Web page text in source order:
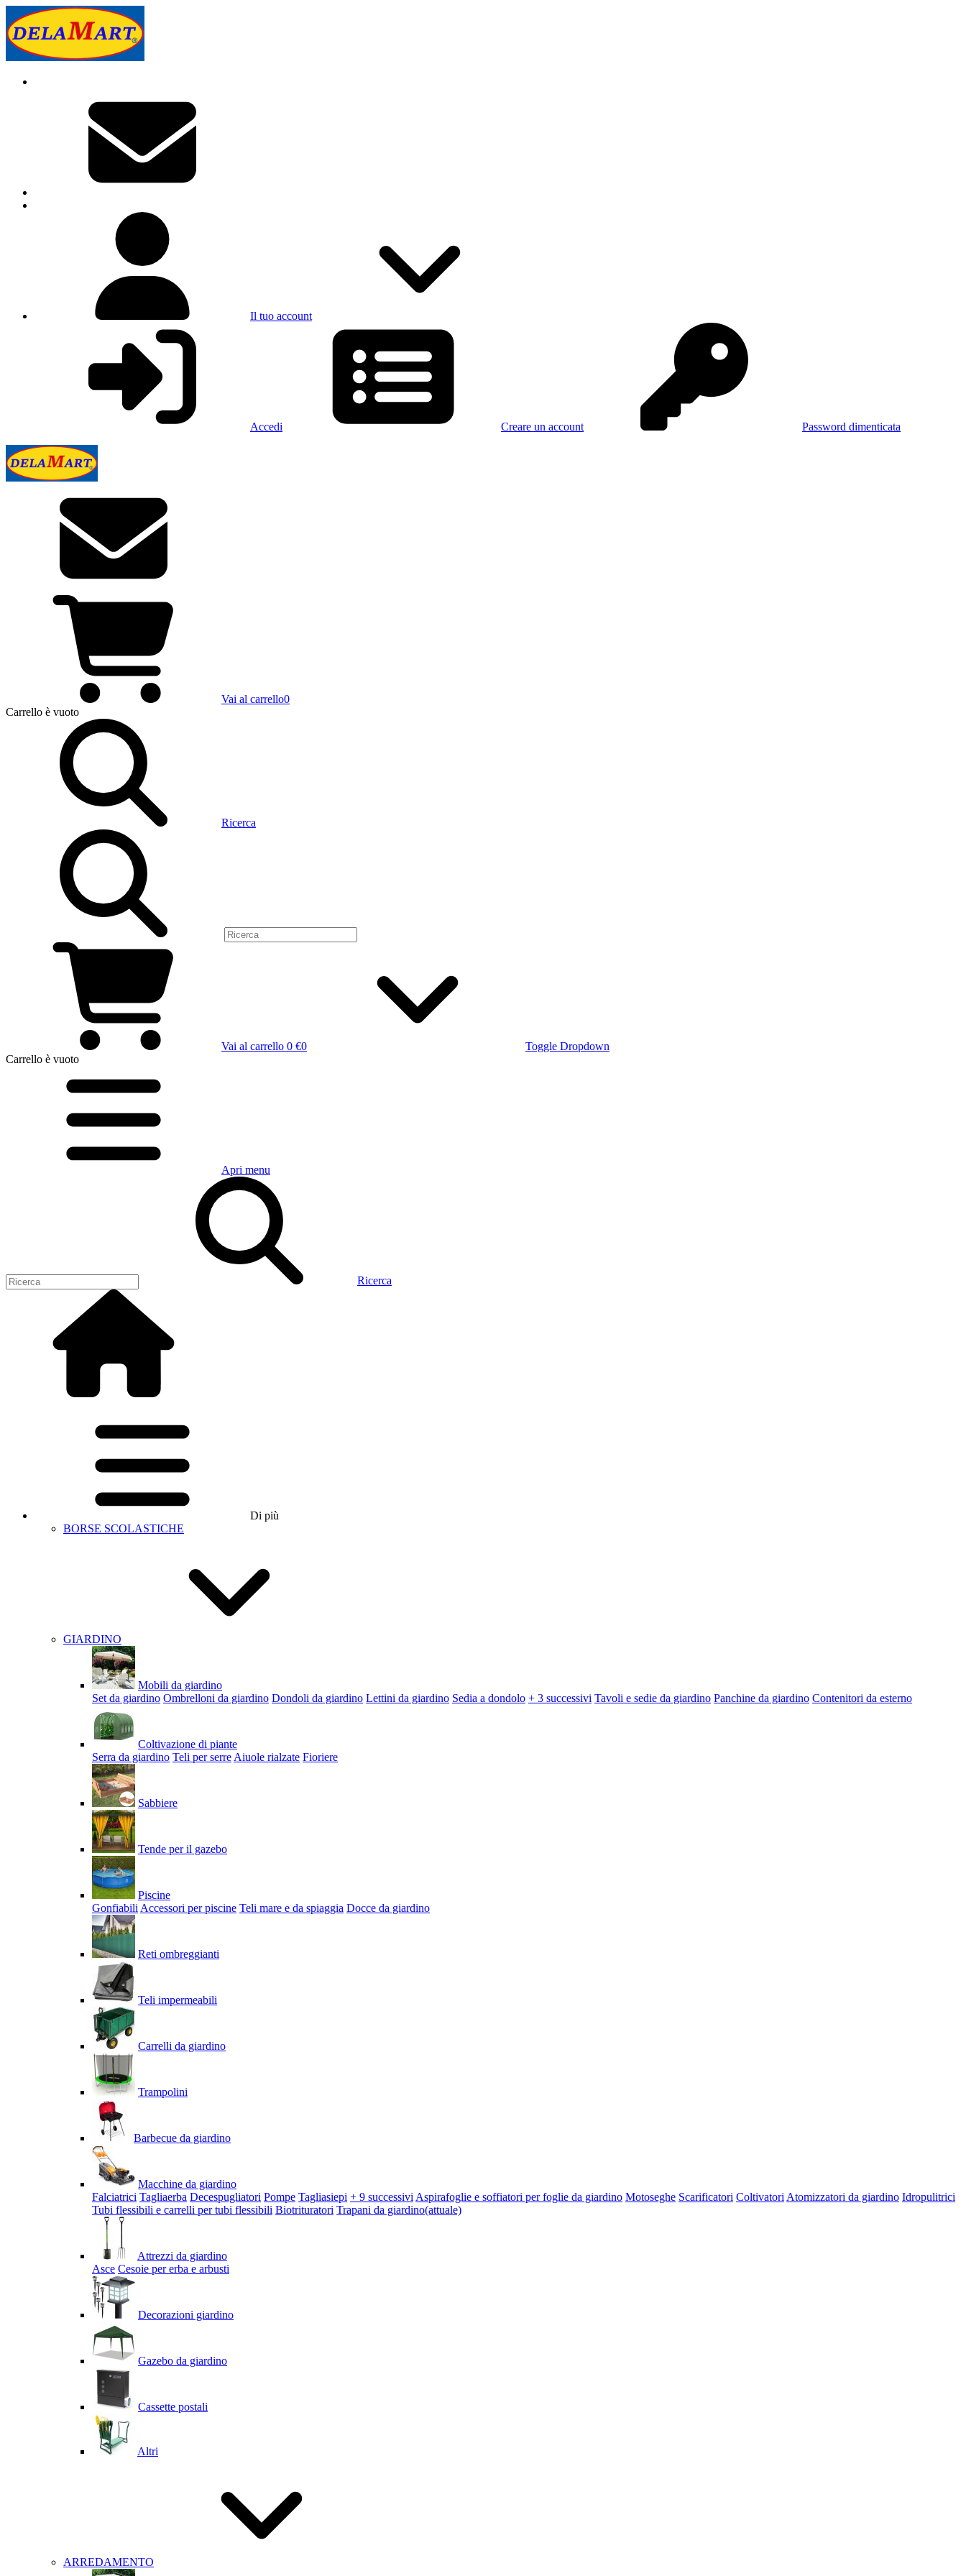
Il tuo account
Accedi Creare un account Password dimenticata
Vai al carrello0
Carrello è vuoto
Ricerca
Vai al carrello 0 €0
Toggle Dropdown
Carrello è vuoto
Apri menu
Ricerca
Di più
BORSE SCOLASTICHE
GIARDINO
Mobili da giardino
Set da giardino Ombrelloni da giardino Dondoli da giardino Lettini da giardino Sedia a dondolo + 3 successivi Tavoli e sedie da giardino Panchine da giardino Contenitori da esterno
Coltivazione di piante
Serra da giardino Teli per serre Aiuole rialzate Fioriere
Sabbiere
Tende per il gazebo
Piscine
Gonfiabili Accessori per piscine Teli mare e da spiaggia Docce da giardino
Reti ombreggianti
Teli impermeabili
Carrelli da giardino
Trampolini
Barbecue da giardino
Macchine da giardino
Falciatrici Tagliaerba Decespugliatori Pompe Tagliasiepi + 9 successivi Aspirafoglie e soffiatori per foglie da giardino Motoseghe Scarificatori Coltivatori Atomizzatori da giardino Idropulitrici
Tubi flessibili e carrelli per tubi flessibili Biotrituratori Trapani da giardino(attuale)
Attrezzi da giardino
Asce Cesoie per erba e arbusti
Decorazioni giardino
Gazebo da giardino
Cassette postali
Altri
ARREDAMENTO